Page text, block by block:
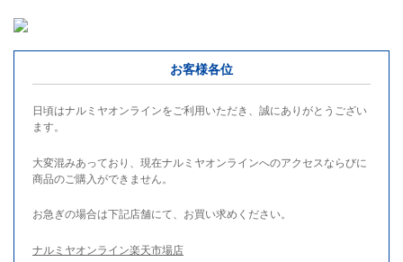
お客様各位
日頃はナルミヤオンラインをご利用いただき、誠にありがとうござい
ます。
大変混みあっており、現在ナルミヤオンラインへのアクセスならびに
商品のご購入ができません。
お急ぎの場合は下記店舗にて、お買い求めください。
ナルミヤオンライン楽天市場店